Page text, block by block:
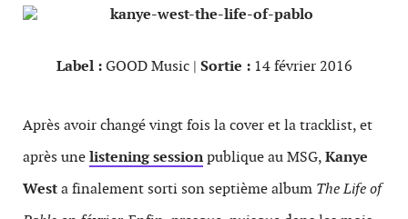
Label :GOOD Music | Sortie :14 février 2016
Après avoir changé vingt fois la cover et la tracklist, et
après unelistening sessionpublique au MSG,Kanye
Westa finalement sorti son septième album The Life of